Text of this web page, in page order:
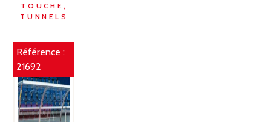
TOUCHE,
TUNNELS
Référence :
21692